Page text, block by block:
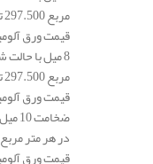
مربع 297.500 تومان می باشد.
مربع 297.500 تومان می باشد.
در هر متر مربع 388.500 تومان می باشد.